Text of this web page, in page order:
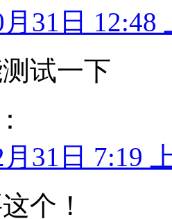
31日 12:48
试一下
31日 7:19
个！